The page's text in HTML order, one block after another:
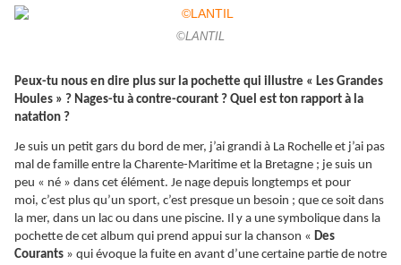
©LANTIL
Peux-tu nous en dire plus sur la pochette qui illustre « Les Grandes
Houles » ? Nages-tu à contre-courant ? Quel est ton rapport à la
natation ?
Je suis un petit gars du bord de mer, j’ai grandi à La Rochelle et j’ai pas
mal de famille entre la Charente-Maritime et la Bretagne ; je suis un
peu « né » dans cet élément. Je nage depuis longtemps et pour
moi, c’est plus qu’un sport, c’est presque un besoin ; que ce soit dans
la mer, dans un lac ou dans une piscine. Il y a une symbolique dans la
pochette de cet album qui prend appui sur la chanson « Des
Courants » qui évoque la fuite en avant d’une certaine partie de notre